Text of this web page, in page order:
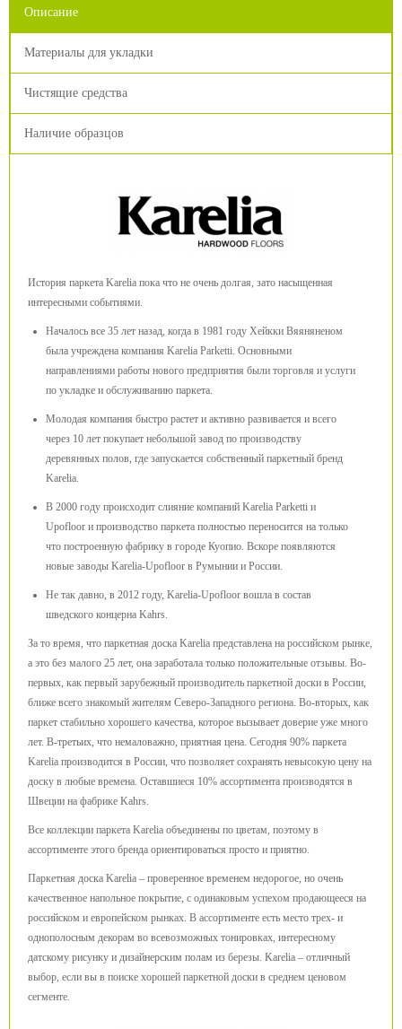
Описание
Материалы для укладки
Чистящие средства
Наличие образцов
История паркета Karelia пока что не очень долгая, зато насыщенная
интересными событиями.
Началось все 35 лет назад, когда в 1981 году Хейкки Вяяняненом
была учреждена компания Karelia Parketti. Основными
направлениями работы нового предприятия были торговля и услуги
по укладке и обслуживанию паркета.
Молодая компания быстро растет и активно развивается и всего
через 10 лет покупает небольшой завод по производству
деревянных полов, где запускается собственный паркетный бренд
Karelia.
В 2000 году происходит слияние компаний Karelia Parketti и
Upofloor и производство паркета полностью переносится на только
что построенную фабрику в городе Куопио. Вскоре появляются
новые заводы Karelia-Upofloor в Румынии и России.
Не так давно, в 2012 году, Karelia-Upofloor вошла в состав
шведского концерна Kahrs.
За то время, что паркетная доска Karelia представлена на российском рынке,
а это без малого 25 лет, она заработала только положительные отзывы. Во-
первых, как первый зарубежный производитель паркетной доски в России,
ближе всего знакомый жителям Северо-Западного региона. Во-вторых, как
паркет стабильно хорошего качества, которое вызывает доверие уже много
лет. В-третьих, что немаловажно, приятная цена. Сегодня 90% паркета
Karelia производится в России, что позволяет сохранять невысокую цену на
доску в любые времена. Оставшиеся 10% ассортимента производятся в
Швеции на фабрике Kahrs.
Все коллекции паркета Karelia объединены по цветам, поэтому в
ассортименте этого бренда ориентироваться просто и приятно.
Паркетная доска Karelia – проверенное временем недорогое, но очень
качественное напольное покрытие, с одинаковым успехом продающееся на
российском и европейском рынках. В ассортименте есть место трех- и
однополосным декорам во всевозможных тонировках, интересному
датскому рисунку и дизайнерским полам из березы. Karelia – отличный
выбор, если вы в поиске хорошей паркетной доски в среднем ценовом
сегменте.